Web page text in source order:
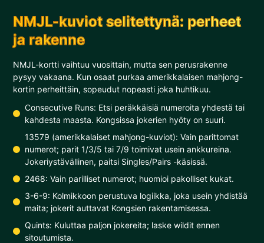
NMJL-kuviot selitettynä: perheet
ja rakenne
NMJL-kortti vaihtuu vuosittain, mutta sen perusrakenne
pysyy vakaana. Kun osaat purkaa amerikkalaisen mahjong-
kortin perheittäin, sopeudut nopeasti joka huhtikuu.
Consecutive Runs: Etsi peräkkäisiä numeroita yhdestä tai
kahdesta maasta. Kongsissa jokerien hyöty on suuri.
13579 (amerikkalaiset mahjong-kuviot): Vain parittomat
numerot; parit 1/3/5 tai 7/9 toimivat usein ankkureina.
Jokeriystävällinen, paitsi Singles/Pairs -käsissä.
2468: Vain parilliset numerot; huomioi pakolliset kukat.
3-6-9: Kolmikkoon perustuva logiikka, joka usein yhdistää
maita; jokerit auttavat Kongsien rakentamisessa.
Quints: Kuluttaa paljon jokereita; laske wildit ennen
sitoutumista.